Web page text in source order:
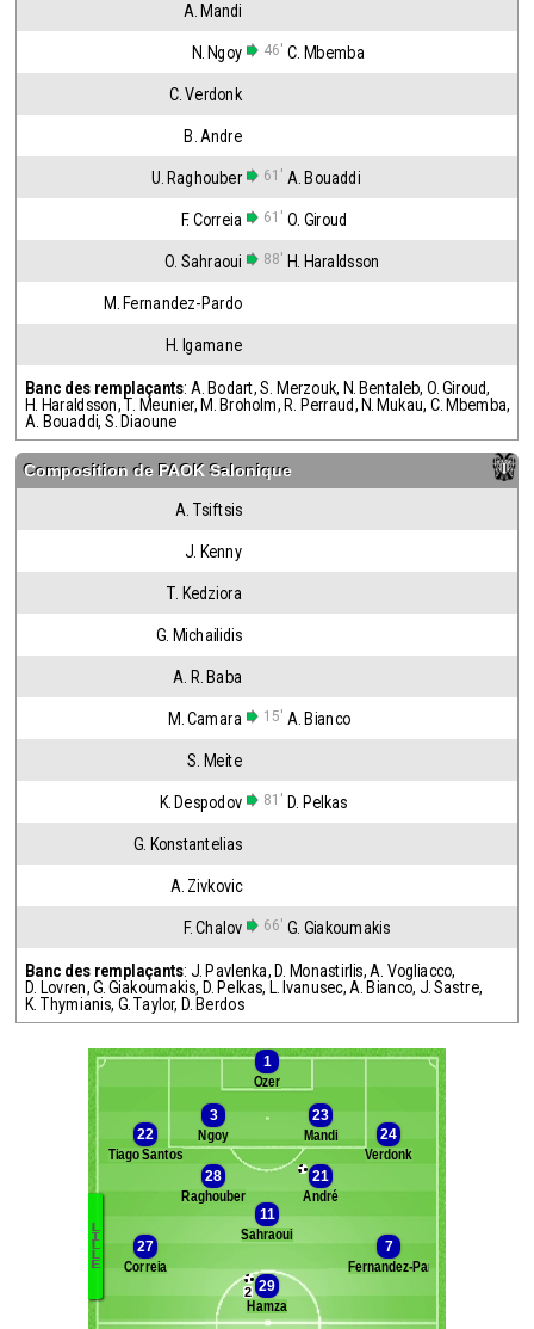
A. Mandi
N. Ngoy 46' C. Mbemba
C. Verdonk
B. Andre
U. Raghouber 61' A. Bouaddi
F. Correia 61' O. Giroud
O. Sahraoui 88' H. Haraldsson
M. Fernandez-Pardo
H. Igamane
Banc des remplaçants: A. Bodart,S. Merzouk, N. Bentaleb, O. Giroud,
H. Haraldsson,T. Meunier, M. Broholm, R. Perraud, N. Mukau, C. Mbemba,
A. Bouaddi, S. Diaoune
Composition de PAOK Salonique
A. Tsiftsis
J. Kenny
T. Kedziora
G. Michailidis
A. R. Baba
M. Camara 15' A. Bianco
S. Meite
K. Despodov 81' D. Pelkas
G. Konstantelias
A. Zivkovic
F. Chalov 66' G. Giakoumakis
Banc des remplaçants: J. Pavlenka, D. Monastirlis, A. Vogliacco,
D. Lovren,G. Giakoumakis, D. Pelkas, L. Ivanusec, A. Bianco, J. Sastre,
K. Thymianis, G. Taylor, D. Berdos